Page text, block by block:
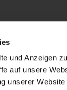
und Anzeigen
auf unsere
unserer